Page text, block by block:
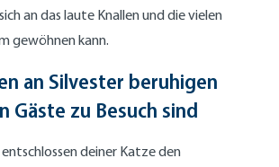
an das laute Knallen und die vielen
gewöhnen kann.
an Silvester beruhigen
Gäste zu Besuch sind
deiner Katze den